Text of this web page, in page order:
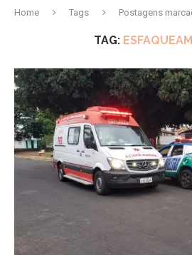
Home Tags Postagens
TAG: